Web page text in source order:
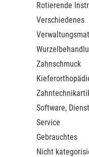
Rotierende
Verschiedenes
Zahnschmuck
Software,
Service
Gebrauchtes
Nicht